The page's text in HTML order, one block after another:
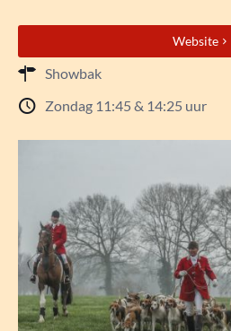
Website
Showbak
Zondag 11:45 & 14:25 uur